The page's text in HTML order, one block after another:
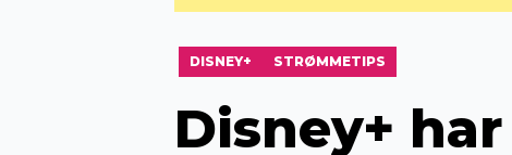
DISNEY+ STRØMMETIPS
Disney+